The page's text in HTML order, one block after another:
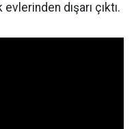
dışarı çıktı.